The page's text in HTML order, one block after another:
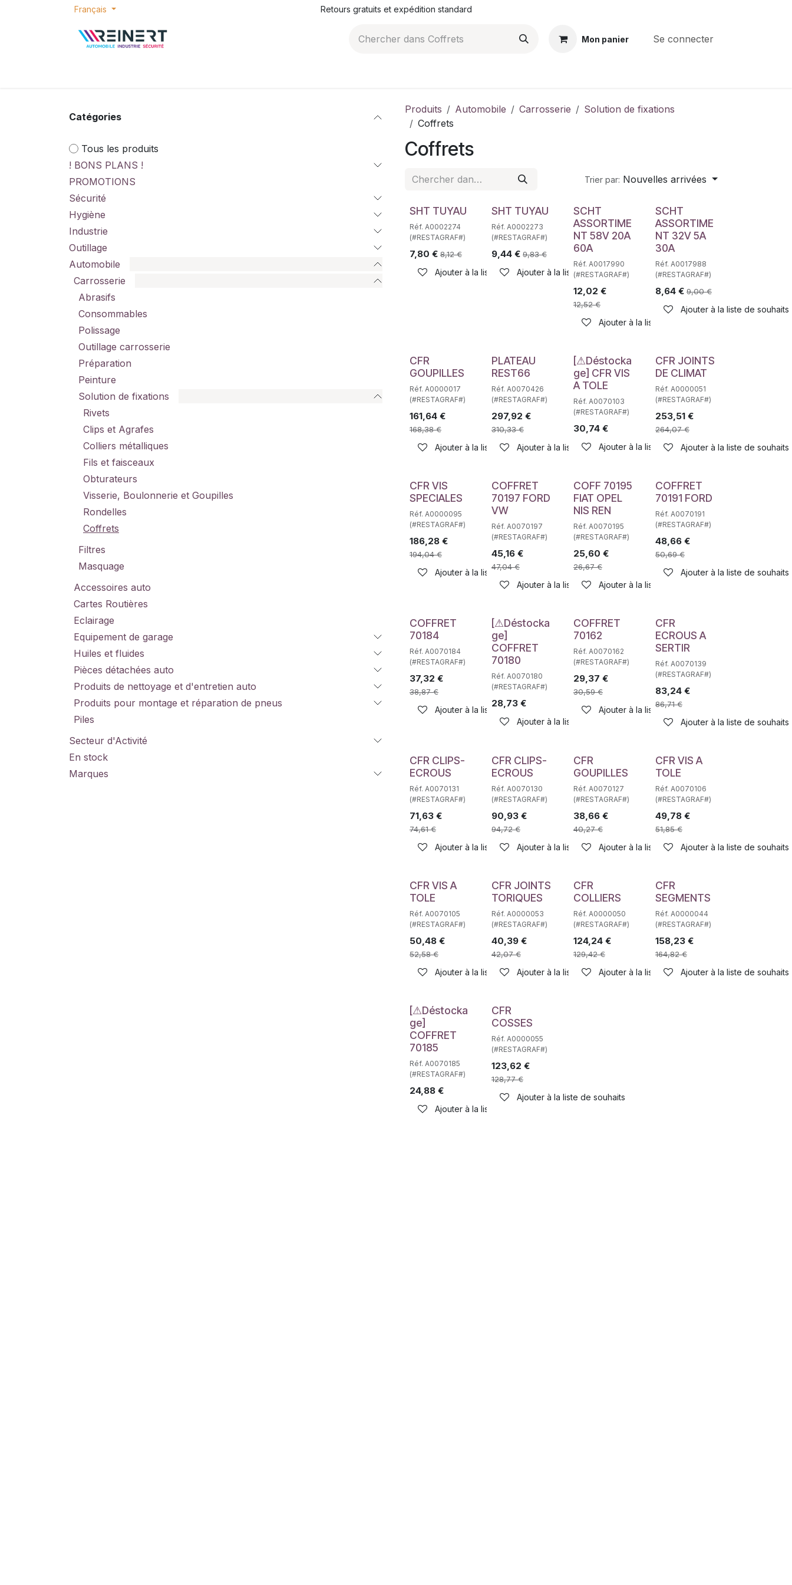
Se rendre au contenu
Français Retours gratuits et expédition standard
Mon panier Se connecter
Catégories
Tous les produits
! BONS PLANS !
PROMOTIONS
Sécurité
Hygiène
Industrie
Outillage
Automobile
Carrosserie
Abrasifs
Consommables
Polissage
Outillage carrosserie
Préparation
Peinture
Solution de fixations
Rivets
Clips et Agrafes
Colliers métalliques
Fils et faisceaux
Obturateurs
Visserie, Boulonnerie et Goupilles
Rondelles
Coffrets
Filtres
Masquage
Accessoires auto
Cartes Routières
Eclairage
Equipement de garage
Huiles et fluides
Pièces détachées auto
Produits de nettoyage et d'entretien auto
Produits pour montage et réparation de pneus
Piles
Secteur d'Activité
En stock
Marques
Produits Automobile Carrosserie
Solution de fixations
Coffrets
Coffrets
Trier par: Nouvelles arrivées
SHT TUYAU
Réf. A0002274
(#RESTAGRAF#)
7,80 € 8,12€
Ajouter à la liste de souhaits
SHT TUYAU
Réf. A0002273
(#RESTAGRAF#)
9,44€ 9,83€
Ajouter à la liste de souhaits
SCHT
ASSORTIME
NT 58V 20A
60A
Réf. A0017990
(#RESTAGRAF#)
12,02 €
12,52€
Ajouter à la liste de souhaits
SCHT
ASSORTIME
NT 32V 5A
30A
Réf. A0017988
(#RESTAGRAF#)
8,64€ 9,00€
Ajouter à la liste de souhaits
CFR
GOUPILLES
Réf. A0000017
(#RESTAGRAF#)
161,64 €
168,38€
Ajouter à la liste de souhaits
PLATEAU
REST66
Réf. A0070426
(#RESTAGRAF#)
297,92 €
310,33€
Ajouter à la liste de souhaits
Déstockage
[⚠Déstocka
ge] CFR VIS
A TOLE
Réf. A0070103
(#RESTAGRAF#)
30,74€
Ajouter à la liste de souhaits
CFR JOINTS
DE CLIMAT
Réf. A0000051
(#RESTAGRAF#)
253,51€
264,07€
Ajouter à la liste de souhaits
CFR VIS
SPECIALES
Réf. A0000095
(#RESTAGRAF#)
186,28 €
194,04€
Ajouter à la liste de souhaits
COFFRET
70197 FORD
VW
Réf. A0070197
(#RESTAGRAF#)
45,16€
47,04€
Ajouter à la liste de souhaits
COFF 70195
FIAT OPEL
NIS REN
Réf. A0070195
(#RESTAGRAF#)
25,60 €
26,67€
Ajouter à la liste de souhaits
COFFRET
70191 FORD
Réf. A0070191
(#RESTAGRAF#)
48,66€
50,69€
Ajouter à la liste de souhaits
COFFRET
70184
Réf. A0070184
(#RESTAGRAF#)
37,32 €
38,87€
Ajouter à la liste de souhaits
Déstockage
[⚠Déstocka
ge]
COFFRET
70180
Réf. A0070180
(#RESTAGRAF#)
28,73€
Ajouter à la liste de souhaits
COFFRET
70162
Réf. A0070162
(#RESTAGRAF#)
29,37 €
30,59€
Ajouter à la liste de souhaits
CFR
ECROUS A
SERTIR
Réf. A0070139
(#RESTAGRAF#)
83,24€
86,71€
Ajouter à la liste de souhaits
CFR CLIPS-
ECROUS
Réf. A0070131
(#RESTAGRAF#)
71,63 €
74,61€
Ajouter à la liste de souhaits
CFR CLIPS-
ECROUS
Réf. A0070130
(#RESTAGRAF#)
90,93€
94,72€
Ajouter à la liste de souhaits
CFR
GOUPILLES
Réf. A0070127
(#RESTAGRAF#)
38,66€
40,27€
Ajouter à la liste de souhaits
CFR VIS A
TOLE
Réf. A0070106
(#RESTAGRAF#)
49,78€
51,85€
Ajouter à la liste de souhaits
CFR VIS A
TOLE
Réf. A0070105
(#RESTAGRAF#)
50,48 €
52,58€
Ajouter à la liste de souhaits
CFR JOINTS
TORIQUES
Réf. A0000053
(#RESTAGRAF#)
40,39€
42,07€
Ajouter à la liste de souhaits
CFR
COLLIERS
Réf. A0000050
(#RESTAGRAF#)
124,24€
129,42€
Ajouter à la liste de souhaits
CFR
SEGMENTS
Réf. A0000044
(#RESTAGRAF#)
158,23€
164,82€
Ajouter à la liste de souhaits
Déstockage
[⚠Déstocka
ge]
COFFRET
70185
Réf. A0070185
(#RESTAGRAF#)
24,88 €
Ajouter à la liste de souhaits
CFR
COSSES
Réf. A0000055
(#RESTAGRAF#)
123,62 €
128,77€
Ajouter à la liste de souhaits